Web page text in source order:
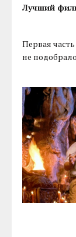
Лучший
Первая
не